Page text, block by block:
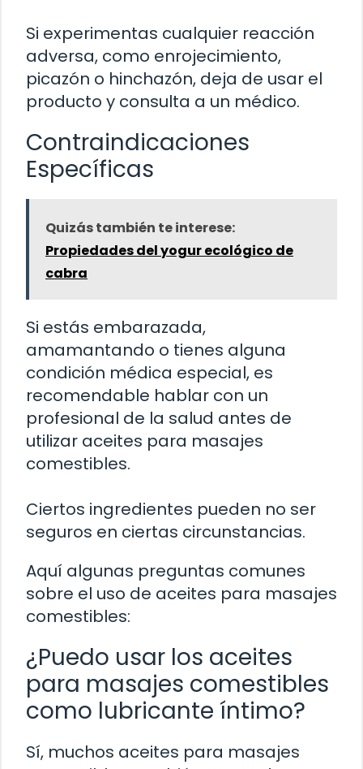
Si experimentas cualquier reacción
adversa, como enrojecimiento,
picazón o hinchazón, deja de usar el
producto y consulta a un médico.
Contraindicaciones
Específicas
Quizás también te interese:
Propiedades del yogur ecológico de
cabra
Si estás embarazada,
amamantando o tienes alguna
condición médica especial, es
recomendable hablar con un
profesional de la salud antes de
utilizar aceites para masajes
comestibles.
Ciertos ingredientes pueden no ser
seguros en ciertas circunstancias.
Aquí algunas preguntas comunes
sobre el uso de aceites para masajes
comestibles:
¿Puedo usar los aceites
para masajes comestibles
como lubricante íntimo?
Sí, muchos aceites para masajes